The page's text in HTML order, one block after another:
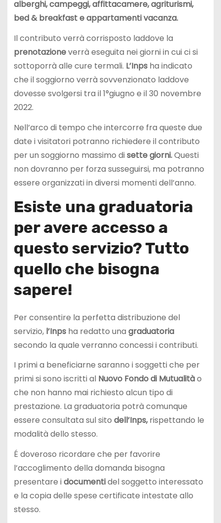
alberghi, campeggi, affittacamere, agriturismi,
bed & breakfast e appartamenti vacanza.
Il contributo verrà corrisposto laddove la
prenotazioneverrà eseguita nei giorni in cui ci si
sottoporrà alle cure termali. L’Inpsha indicato
che il soggiorno verrà sovvenzionato laddove
dovesse svolgersi tra il 1°giugno e il 30 novembre
2022.
Nell’arco di tempo che intercorre fra queste due
date i visitatori potranno richiedere il contributo
per un soggiorno massimo disette giorni.Questi
non dovranno per forza susseguirsi, ma potranno
essere organizzati in diversi momenti dell’anno.
Esiste una graduatoria
per avere accesso a
questo servizio? Tutto
quello che bisogna
sapere!
Per consentire la perfetta distribuzione del
servizio, l’Inpsha redatto una graduatoria
secondo la quale verranno concessi i contributi.
I primi a beneficiarne saranno i soggetti che per
primi si sono iscritti al Nuovo Fondo di Mutualitào
che non hanno mai richiesto alcun tipo di
prestazione. La graduatoria potrà comunque
essere consultata sul sito dell’Inps,rispettando le
modalità dello stesso.
É doveroso ricordare che per favorire
l’accoglimento della domanda bisogna
presentare idocumentidel soggetto interessato
e la copia delle spese certificate intestate allo
stesso.